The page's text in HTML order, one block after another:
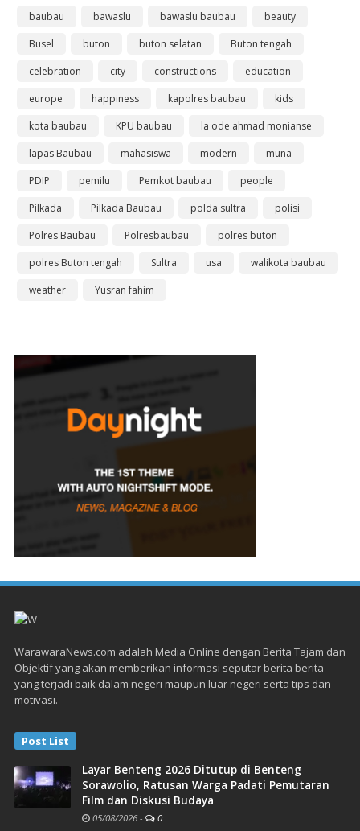
baubau
bawaslu bawaslu baubau
beauty
Busel
buton buton selatan
Buton tengah
celebration
city constructions
education
europe
happiness kapolres baubau
kids
kota baubau
KPU baubau
la ode ahmad monianse
lapas Baubau
mahasiswa modern
muna
PDIP
pemilu Pemkot baubau
people
Pilkada
Pilkada Baubau polda sultra
polisi
Polres Baubau
Polresbaubau
polres buton
polres Buton tengah
Sultra usa
walikota baubau
weather
Yusran fahim
WarawaraNews.com adalah Media Online dengan Berita Tajam dan
Objektif yang akan memberikan informasi seputar berita berita
yang terjadi baik dalam negeri maupun luar negeri serta tips dan
motivasi.
Post List
Layar Benteng 2026 Ditutup di Benteng
Sorawolio, Ratusan Warga Padati Pemutaran
Film dan Diskusi Budaya
05/08/2026 - 0